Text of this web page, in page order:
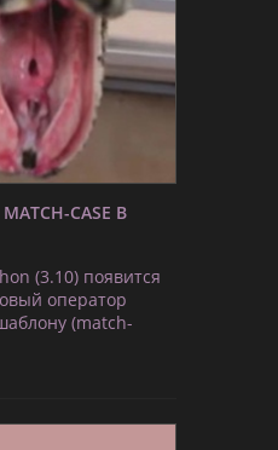
CASE В
(3.10) появится
оператор
(match-